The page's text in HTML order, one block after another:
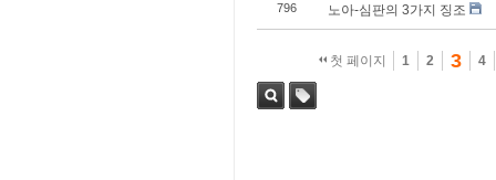
796 노아-심판의 3가지 징조
첫 페이지 1 2 3 4